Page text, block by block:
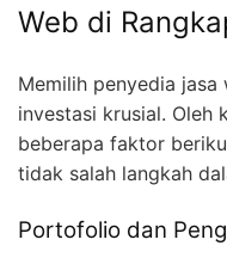
Web di
Memilih penyedia
investasi krusial. Oleh
beberapa faktor
tidak salah langkah
Portofolio dan